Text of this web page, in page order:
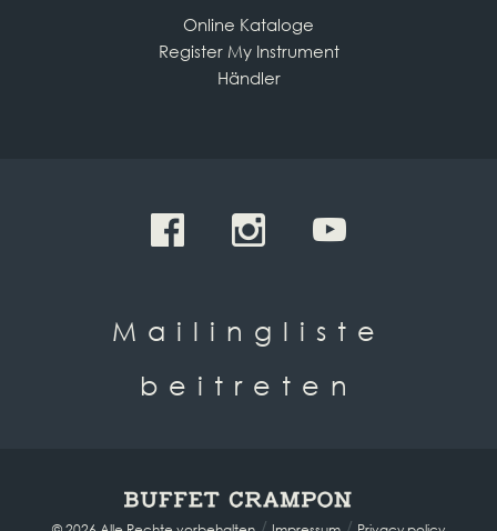
Online Kataloge
Register My Instrument
Händler
Mailingliste
beitreten